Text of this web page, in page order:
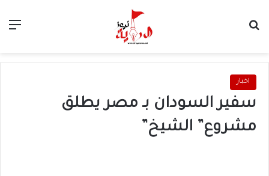
اخبار
سفير السودان بـ مصر يطلق
مشروع” الشيخ”